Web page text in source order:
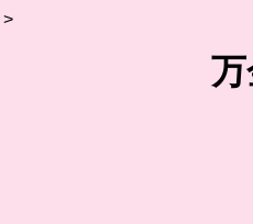
>
万